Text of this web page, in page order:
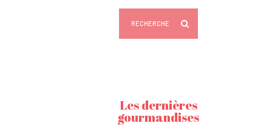
Les dernières
gourmandises